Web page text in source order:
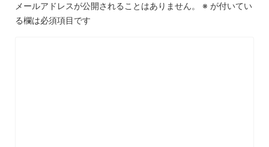
メールアドレスが公開されることはありません。 ※ が付いてい
る欄は必須項目です